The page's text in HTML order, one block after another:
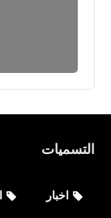
التسميات
اخبار